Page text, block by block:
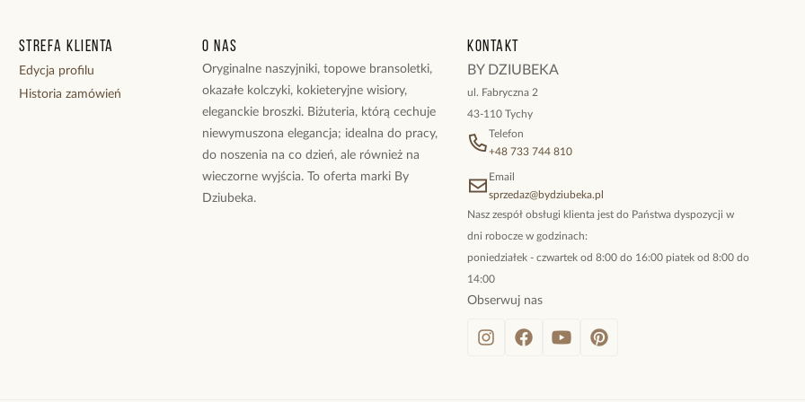
Strefa klienta
Edycja profilu
Historia zamówień
O nas
Oryginalne naszyjniki, topowe bransoletki,
okazałe kolczyki, kokieteryjne wisiory,
eleganckie broszki. Biżuteria, którą cechuje
niewymuszona elegancja; idealna do pracy,
do noszenia na co dzień, ale również na
wieczorne wyjścia. To oferta marki By
Dziubeka.
Kontakt
BY DZIUBEKA
ul. Fabryczna 2
43-110 Tychy
Telefon
+48 733 744 810
Email
sprzedaz@bydziubeka.pl
Nasz zespół obsługi klienta jest do Państwa dyspozycji w
dni robocze w godzinach:
poniedziałek - czwartek od 8:00 do 16:00 piatek od 8:00 do
14:00
Obserwuj nas